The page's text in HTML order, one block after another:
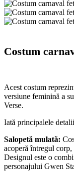
Costum
Acest costum
versiune feminină a
Verse.
Iată principalele
Salopetă mulată:
acoperă întregul
Designul este o
personajului Gwen